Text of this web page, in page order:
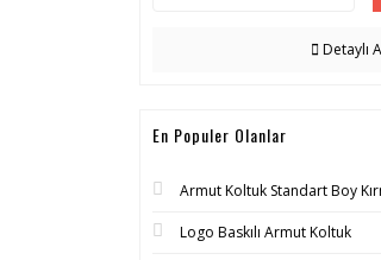
Detaylı
En Populer Olanlar
Armut Koltuk Standart Boy
Logo Baskılı Armut Koltuk